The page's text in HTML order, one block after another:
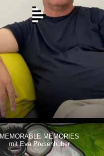
MEMORABLE MEMORIES
mit Eva Presenhuber